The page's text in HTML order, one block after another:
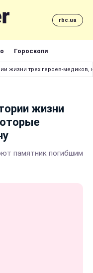
rbc.ua
Гороскопи
жизни трех героев-медиков,
жизни
памятник погибшим